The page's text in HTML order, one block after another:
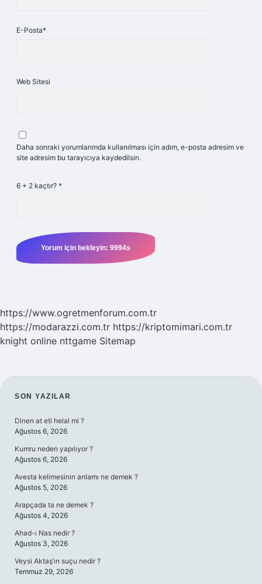
E-Posta*
Web Sitesi
Daha sonraki yorumlarımda kullanılması için adım, e-posta adresim ve
site adresim bu tarayıcıya kaydedilsin.
6 + 2 kaçtır? *
https://www.ogretmenforum.com.tr
https://modarazzi.com.tr https://kriptomimari.com.tr
knight online nttgame Sitemap
SIDEBAR
SON YAZILAR
Dinen at eti helal mi ?
Ağustos 6, 2026
Kumru neden yapılıyor ?
Ağustos 6, 2026
Avesta kelimesinin anlamı ne demek ?
Ağustos 5, 2026
Arapçada ta ne demek ?
Ağustos 4, 2026
Ahad-ı Nas nedir ?
Ağustos 3, 2026
Veysi Aktaş’ın suçu nedir ?
Temmuz 29, 2026